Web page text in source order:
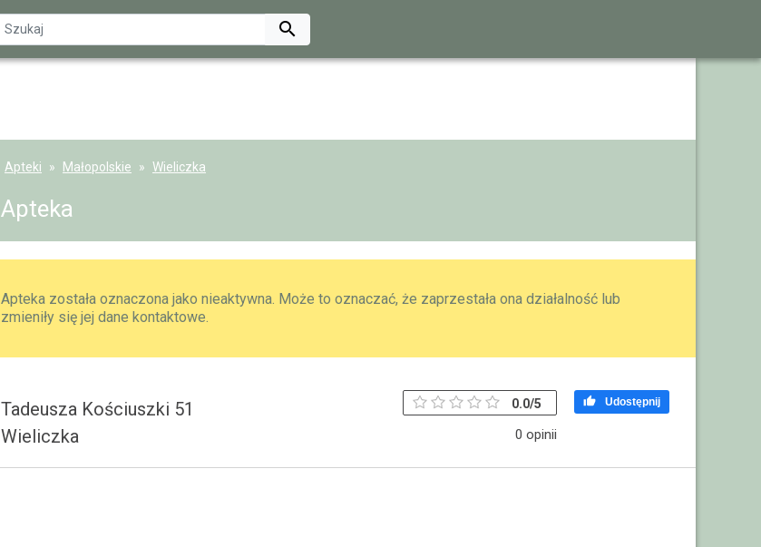

Apteki Małopolskie Wieliczka
Apteka
Apteka została oznaczona jako nieaktywna. Może to oznaczać, że zaprzestała ona działalność lub
zmieniły się jej dane kontaktowe.
Tadeusza Kościuszki 51
Wieliczka
0.0/5
0 opinii
 Udostępnij